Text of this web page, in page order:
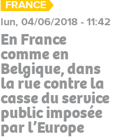
FRANCE
lun, 04/06/2018 - 11:42
En France
comme en
Belgique, dans
la rue contre la
casse du service
public imposée
par l’Europe